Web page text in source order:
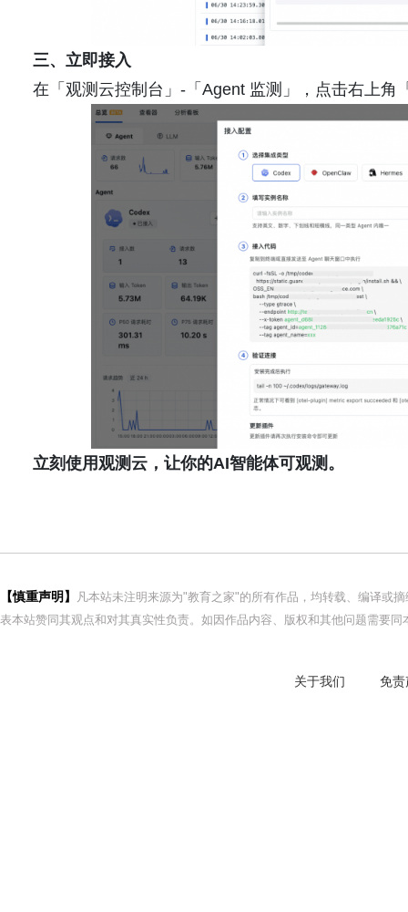
三、立即接入
在「观测云控制台」-「Agent 监测」，点击右上
立刻使用观测云 ，让你的AI智能体可观测。
【慎重声明】
凡本站未注明来源为"教育之家"的所有作品，均转载、编译或
表本站赞同其观点和对其真实性负责。如因作品内容、版权和其他问题需要
关于我们 免责